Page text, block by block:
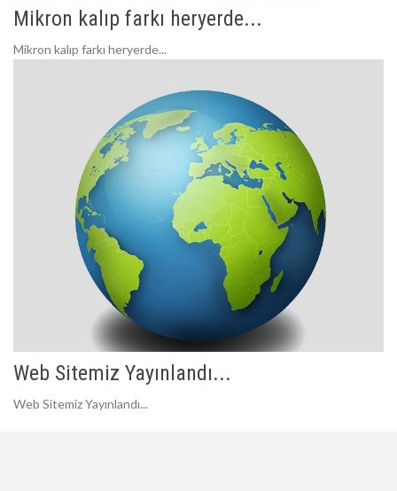
Mikron kalıp farkı heryerde...
Mikron kalıp farkı heryerde...
Web Sitemiz Yayınlandı...
Web Sitemiz Yayınlandı...